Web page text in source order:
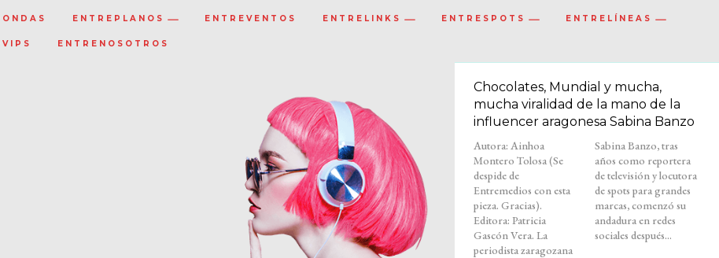
ENTREPLANOS ENTREVENTOS ENTRELINKS ENTRESPOTS ENTRELÍNEAS
ENTRENOSOTROS
Chocolates, Mundial y mucha,
mucha viralidad de la mano de la
influencer aragonesa Sabina Banzo
Autora: Ainhoa
Montero Tolosa (Se
despide de
Entremedios con esta
pieza. Gracias).
Editora: Patricia
Gascón Vera. La
periodista zaragozana
Sabina Banzo, tras
años como reportera
de televisión y locutora
de spots para grandes
marcas, comenzó su
andadura en redes
sociales después...